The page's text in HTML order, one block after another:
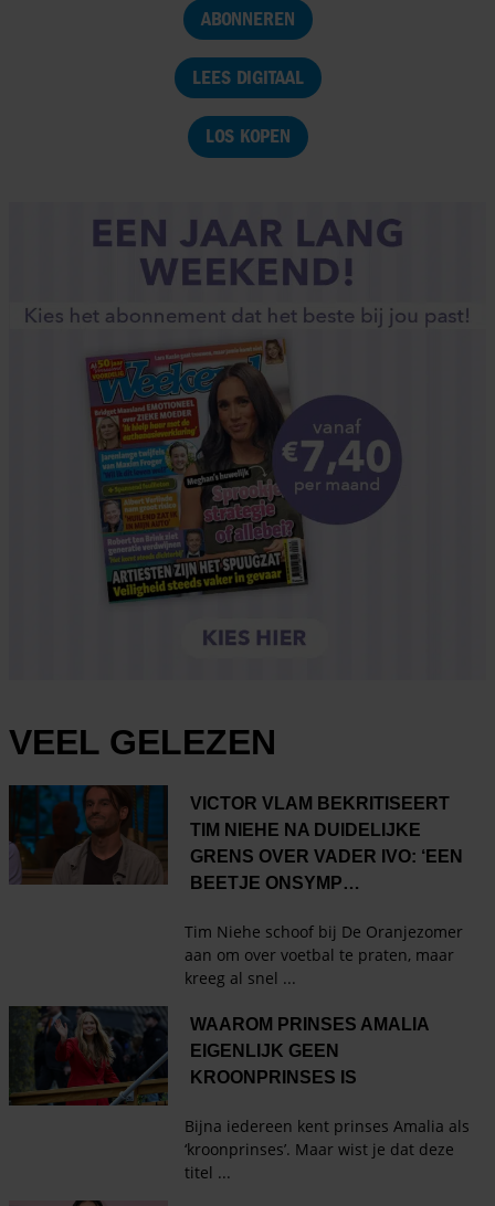
ABONNEREN
LEES DIGITAAL
LOS KOPEN